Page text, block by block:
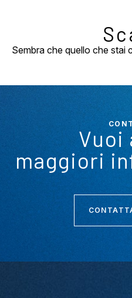
Sembra che quello che stai
Vuoi
maggiori